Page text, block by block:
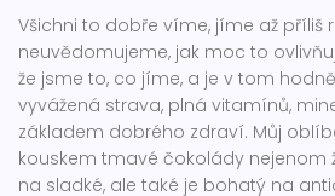
Všichni to dobře víme, jíme až příliš
neuvědomujeme, jak moc to
že jsme to, co jíme, a je v tom
vyvážená strava, plná vitamínů,
základem dobrého zdraví. Můj
kouskem tmavé čokolády nejenom
na sladké, ale také je bohatý na